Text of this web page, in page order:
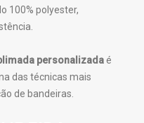
100% polyester,
personalizadaé
das técnicas mais
de bandeiras.